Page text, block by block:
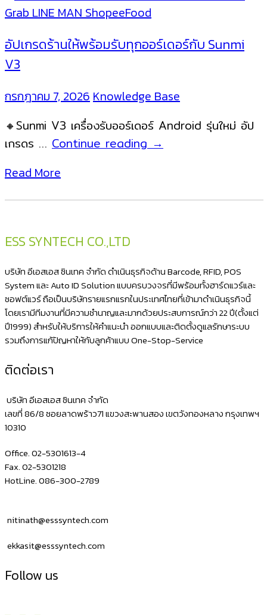
อัปเกรดร้านให้พร้อมรับทุกออร์เดอร์กับ Sunmi
V3
กรกฎาคม 7, 2026Knowledge Base
🔸Sunmi V3 เครื่องรับออร์เดอร์ Android รุ่นใหม่ อัป
เกรดร … Continue readingอัป
ให้
กอ
อร์เด
อร์
กับ
Sunmi
→
Read More
ESS SYNTECH CO.,LTD
บริษัท อีเอสเอส ซินเทค จำกัด ดำเนินธุรกิจด้าน Barcode, RFID, POS
System และ Auto ID Solution แบบครบวงจรที่มีพร้อมทั้งฮาร์ดแวร์และ
ซอฟต์แวร์ ถือเป็นบริษัทรายแรกแรกในประเทศไทยที่เข้ามาดำเนินธุรกิจนี้
โดยเรามีทีมงานที่มีความชำนาญและมากด้วยประสบการณ์กว่า 22 ปี(ตั้งแต่
ปี1999) สำหรับให้บริการให้คำแนะนำ ออกแบบและติดตั้งดูแลรักษาระบบ
รวมถึงการแก้ปัญหาให้กับลูกค้าแบบ One-Stop-Service
ติดต่อเรา
บริษัท อีเอสเอส ซินเทค จำกัด
เลขที่ 86/8 ซอยลาดพร้าว71 แขวงสะพานสอง เขตวังทองหลาง กรุงเทพฯ
10310
Office. 02-5301613-4
Fax. 02-5301218
HotLine. 086-300-2789
nitinath@esssyntech.com
ekkasit@esssyntech.com
Follow us